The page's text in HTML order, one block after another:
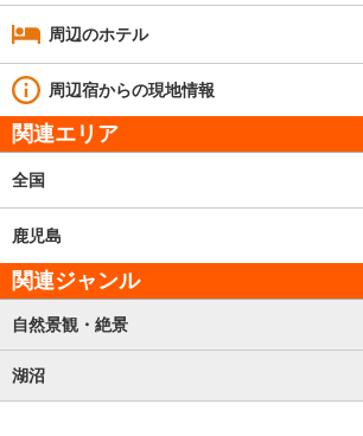
周辺のホテル
周辺宿からの現地情報
関連エリア
全国
鹿児島
関連ジャンル
自然景観・絶景
湖沼